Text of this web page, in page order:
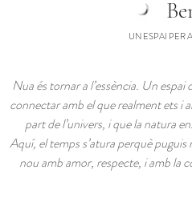
UN ESPAI PER
Nua és tornar a l’essència. Un
connectar amb el que realment ets i
part de l’univers, i que la natura
Aquí, el temps s’atura perquè
nou amb amor, respecte, i amb la